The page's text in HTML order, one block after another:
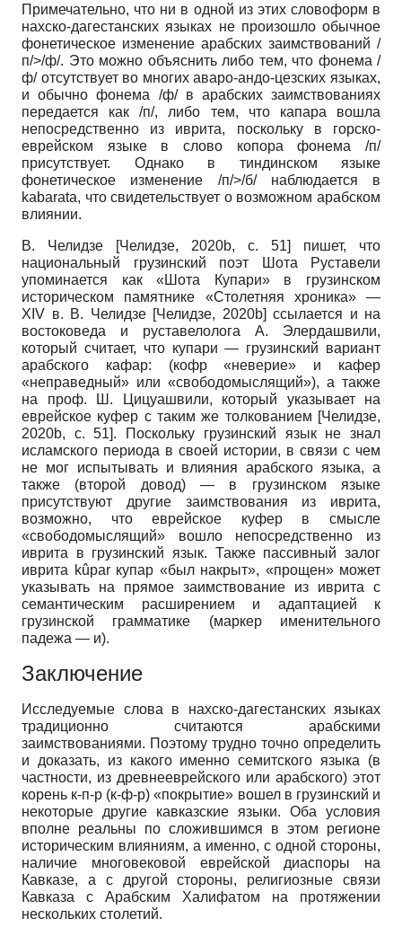
Примечательно, что ни в одной из этих словоформ в
нахско-дагестанских языках не произошло обычное
фонетическое изменение арабских заимствований /
п/>/ф/. Это можно объяснить либо тем, что фонема /
ф/ отсутствует во многих аваро-андо-цезских языках,
и обычно фонема /ф/ в арабских заимствованиях
передается как /п/, либо тем, что капара вошла
непосредственно из иврита, поскольку в горско-
еврейском языке в слово копора фонема /п/
присутствует. Однако в тиндинском языке
фонетическое изменение /п/>/б/ наблюдается в
kabarata, что свидетельствует о возможном арабском
влиянии.
В. Челидзе [Челидзе, 2020b, с. 51] пишет, что
национальный грузинский поэт Шота Руставели
упоминается как «Шота Купари» в грузинском
историческом памятнике «Столетняя хроника» —
XIV в. В. Челидзе [Челидзе, 2020b] ссылается и на
востоковеда и руставелолога А. Элердашвили,
который считает, что купари — грузинский вариант
арабского кафар: (кофр «неверие» и кафер
«неправедный» или «свободомыслящий»), а также
на проф. Ш. Цицуашвили, который указывает на
еврейское куфер с таким же толкованием [Челидзе,
2020b, с. 51]. Поскольку грузинский язык не знал
исламского периода в своей истории, в связи с чем
не мог испытывать и влияния арабского языка, а
также (второй довод) — в грузинском языке
присутствуют другие заимствования из иврита,
возможно, что еврейское куфер в смысле
«свободомыслящий» вошло непосредственно из
иврита в грузинский язык. Также пассивный залог
иврита kûpar купар «был накрыт», «прощен» может
указывать на прямое заимствование из иврита с
семантическим расширением и адаптацией к
грузинской грамматике (маркер именительного
падежа — и).
Заключение
Исследуемые слова в нахско-дагестанских языках
традиционно считаются арабскими
заимствованиями. Поэтому трудно точно определить
и доказать, из какого именно семитского языка (в
частности, из древнееврейского или арабского) этот
корень к-п-р (к-ф-р) «покрытие» вошел в грузинский и
некоторые другие кавказские языки. Оба условия
вполне реальны по сложившимся в этом регионе
историческим влияниям, а именно, с одной стороны,
наличие многовековой еврейской диаспоры на
Кавказе, а с другой стороны, религиозные связи
Кавказа с Арабским Халифатом на протяжении
нескольких столетий.